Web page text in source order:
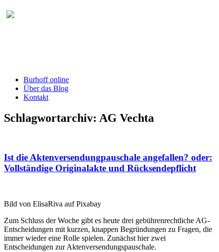
Burhoff online
Über das Blog
Kontakt
Schlagwortarchiv: AG Vechta
Ist die Aktenversendungpauschale angefallen? oder:
Vollständige Originalakte und Rücksendepflicht
Bild von ElisaRiva auf Pixabay
Zum Schluss der Woche gibt es heute drei gebührenrechtliche AG-
Entscheidungen mit kurzen, knappen Begründungen zu Fragen, die
immer wieder eine Rolle spielen. Zunächst hier zwei
Entscheidungen zur Aktenversendungspauschale.